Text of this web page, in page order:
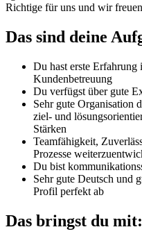
Richtige für uns und wir
Das sind deine
Du hast erste
Kundenbetreuung
Du verfügst über gute
Sehr gute Organisation
ziel- und
Stärken
Teamfähigkeit,
Prozesse
Du bist
Sehr gute Deutsch und
Profil perfekt ab
Das bringst du mit: